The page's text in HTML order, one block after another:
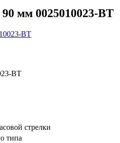
мм 0025010023-BT
BT
стрелки
типа